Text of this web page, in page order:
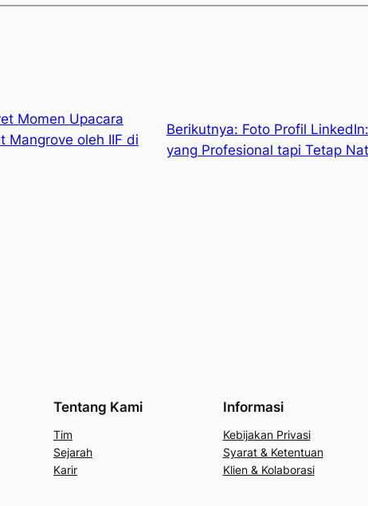
Momen Upacara
Mangrove oleh IIF di
Berikutnya: Foto Profil
yang Profesional tapi Tetap
Tentang Kami
Tim
Sejarah
Karir
Informasi
Kebijakan Privasi
Syarat & Ketentuan
Klien & Kolaborasi